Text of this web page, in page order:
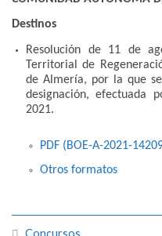
Destinos
Resolución de 11 de
Territorial de
de Almería, por la que
designación, efectuada
2021.
PDF (BOE-A-2021-
Otros formatos
Concursos